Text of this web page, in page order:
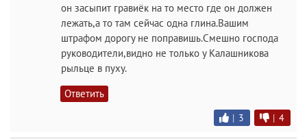
он засыпит гравиёк на то место где он должен
лежать,а то там сейчас одна глина.Вашим
штрафом дорогу не поправишь.Смешно господа
руководители,видно не только у Калашникова
рыльце в пуху.
Ответить
| 3 | 4